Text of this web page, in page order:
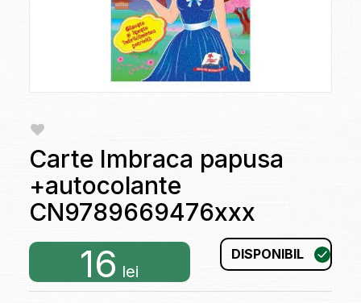
Carte Imbraca papusa
+autocolante
CN9789669476xxx
16 lei
DISPONIBIL